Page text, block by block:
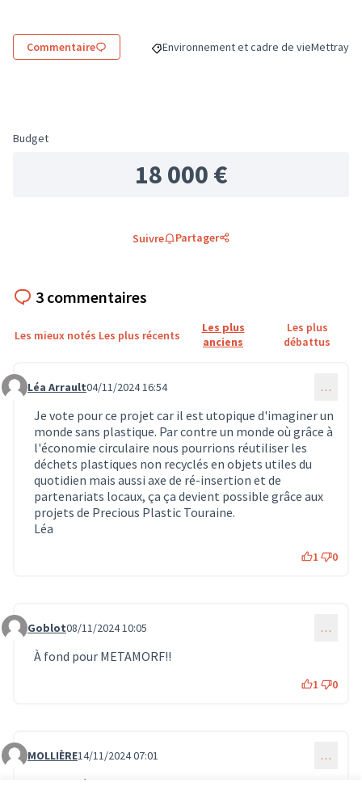
Commentaire Filtrer les résultats de la catégorie :
Environnement et cadre de vieFiltrer les
Mettray
Budget
18 000 €
Suivre Partager
3 commentaires
Les mieux notés Les plus récents
Les plus
anciens
Les plus
débattus
Commentaire 983
Léa Arrault04/11/2024 16:54 …
Je vote pour ce projet car il est utopique d'imaginer un
monde sans plastique. Par contre un monde où grâce à
l'économie circulaire nous pourrions réutiliser les
déchets plastiques non recyclés en objets utiles du
quotidien mais aussi axe de ré-insertion et de
partenariats locaux, ça ça devient possible grâce aux
projets de Precious Plastic Touraine.
Léa
1 0
Commentaire 1093
Goblot08/11/2024 10:05 …
À fond pour METAMORF!!
1 0
Commentaire 1170
MOLLIÈRE14/11/2024 07:01 …
Local et écologique, 2 bonnes raisons de voter pour ce